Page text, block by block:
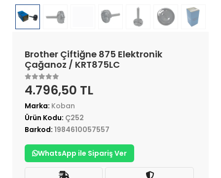
Brother Çiftiğne 875 Elektronik
Çağanoz / KRT875LC
4.796,50 TL
Marka: Koban
Ürün Kodu: Ç252
Barkod: 1984610057557
WhatsApp ile Sipariş Ver